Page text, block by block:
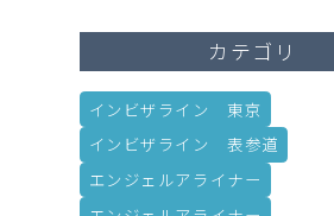
カテゴリ
インビザライン 東京
インビザライン 表参道
エンジェルアライナー